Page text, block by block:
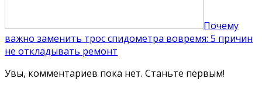
Почему
важно заменить трос спидометра вовремя: 5 причин
не откладывать ремонт
Увы, комментариев пока нет. Станьте первым!